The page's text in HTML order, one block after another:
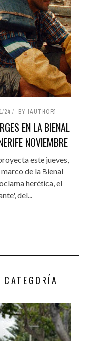
24 BY [AUTHOR]
EN LA BIENAL
NOVIEMBRE
este jueves,
de la Bienal
herética, el
del...